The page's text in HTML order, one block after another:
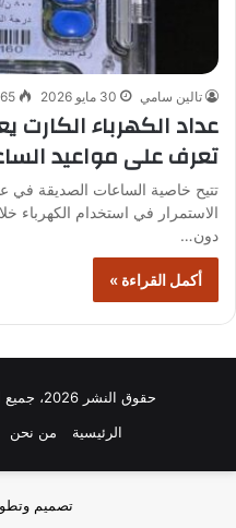
تالين سامي 30 مايو 2026
عداد الكهرباء الكارت
تعرف على مواعيد
تتيح خاصية الساعات الصديقة في
الاستمرار في استخدام الكهرباء
دون…
أكمل القراءة »
حقوق النشر 2026، جميع الحقوق محفوظة © نبأ مصر
الرئيسية
من نحن
تصميم